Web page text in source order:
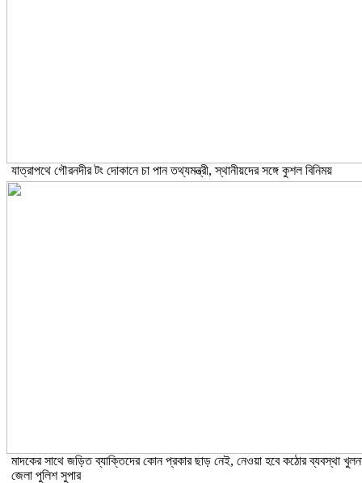
যাত্রাপথে গৌরনদীর টং দোকানে চা পান তথ্যমন্ত্রী, স্থানীয়দের সঙ্গে কুশল বিনিময়
মাদকের সাথে জড়িত ব্যাক্তিদের কোন প্রকার ছাড় নেই, নেওয়া হবে কঠোর ব্যবস্থা
জেলা পুলিশ সুপার